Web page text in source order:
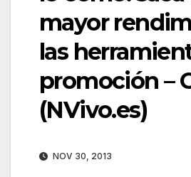
mayor
las
promoción –
(NVivo.es)
NOV 30, 2013